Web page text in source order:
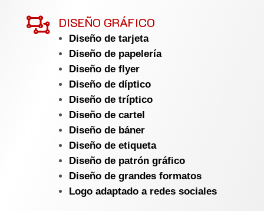
 DISEÑO GRÁFICO
Diseño de tarjeta
Diseño de papelería
Diseño de flyer
Diseño de díptico
Diseño de tríptico
Diseño de cartel
Diseño de báner
Diseño de etiqueta
Diseño de patrón gráfico
Diseño de grandes formatos
Logo adaptado a redes sociales